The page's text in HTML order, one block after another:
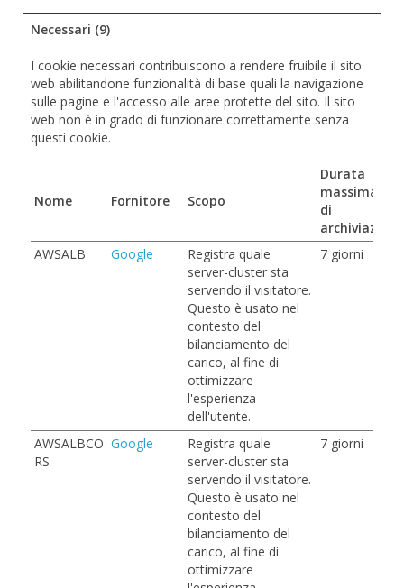
Necessari (9)
I cookie necessari contribuiscono a rendere fruibile il sito
web abilitandone funzionalità di base quali la navigazione
sulle pagine e l'accesso alle aree protette del sito. Il sito
web non è in grado di funzionare correttamente senza
questi cookie.
Nome Fornitore Scopo
Durata
massima
di
archiviazione
AWSALB
Google
Registra quale
server-cluster sta
servendo il visitatore.
Questo è usato nel
contesto del
bilanciamento del
carico, al fine di
ottimizzare
l'esperienza
dell'utente.
7 giorni
AWSALBCO
RS
Google
Registra quale
server-cluster sta
servendo il visitatore.
Questo è usato nel
contesto del
bilanciamento del
carico, al fine di
ottimizzare
7 giorni